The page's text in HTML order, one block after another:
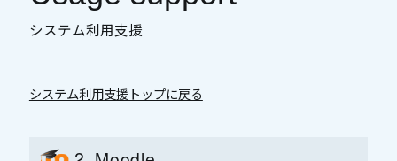
システム利用支援
システム利用支援トップに戻る